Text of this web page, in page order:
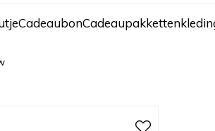
CadeaubonCadeaupakketten